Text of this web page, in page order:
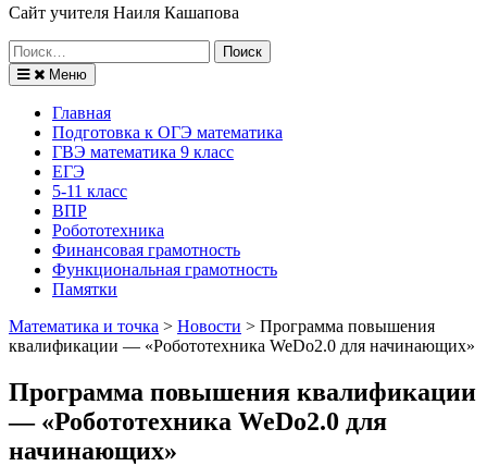
Сайт учителя Наиля Кашапова
Поиск
по:
Меню
Главная
Подготовка к ОГЭ математика
ГВЭ математика 9 класс
ЕГЭ
5-11 класс
ВПР
Робототехника
Финансовая грамотность
Функциональная грамотность
Памятки
Математика и точка > Новости > Программа повышения
квалификации — «Робототехника WeDo2.0 для начинающих»
Программа повышения квалификации
— «Робототехника WeDo2.0 для
начинающих»